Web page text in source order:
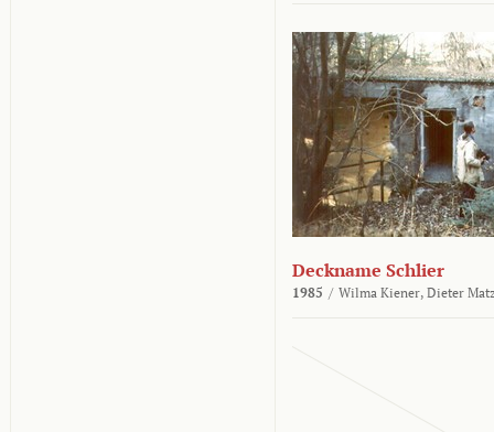
Deckname Schlier
1985 / Wilma Kiener, Dieter